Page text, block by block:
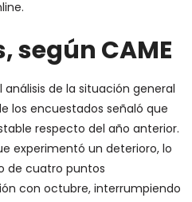
según CAME
análisis de la situación general
los encuestados señaló que
respecto del año anterior.
experimentó un deterioro, lo
de cuatro puntos
con octubre, interrumpiendo